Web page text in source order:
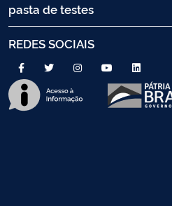
pasta de testes
REDES SOCIAIS